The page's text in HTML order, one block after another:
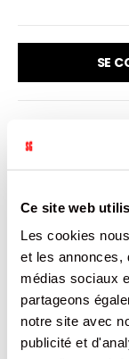
Ce site web
Les cookies
et les annonces,
médias sociaux
partageons
notre site avec
publicité et
SE
VENDU PAR: 15
INFORMATION
L'Oreillette su
parfum citronné
aussi, "bugnes
texture
apprécié de tous.